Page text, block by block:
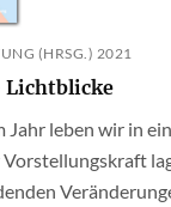
(HRSG.) 2021
Lichtblicke
Jahr leben wir in